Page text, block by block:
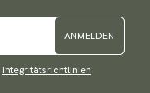
ANMELDEN
Integritätsrichtlinien